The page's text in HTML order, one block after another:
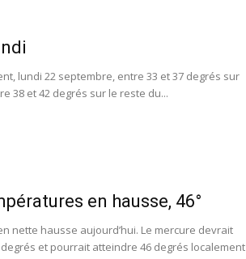
lundi 22 septembre, entre 33 et 37 degrés sur
38 et 42 degrés sur le reste du...
en hausse, 46°
nette hausse aujourd’hui. Le mercure devrait
degrés et pourrait atteindre 46 degrés localement